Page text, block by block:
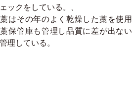
ックをしている。、
はその年のよく乾燥した藁を使用
保管庫も管理し品質に差が出ない
理している。